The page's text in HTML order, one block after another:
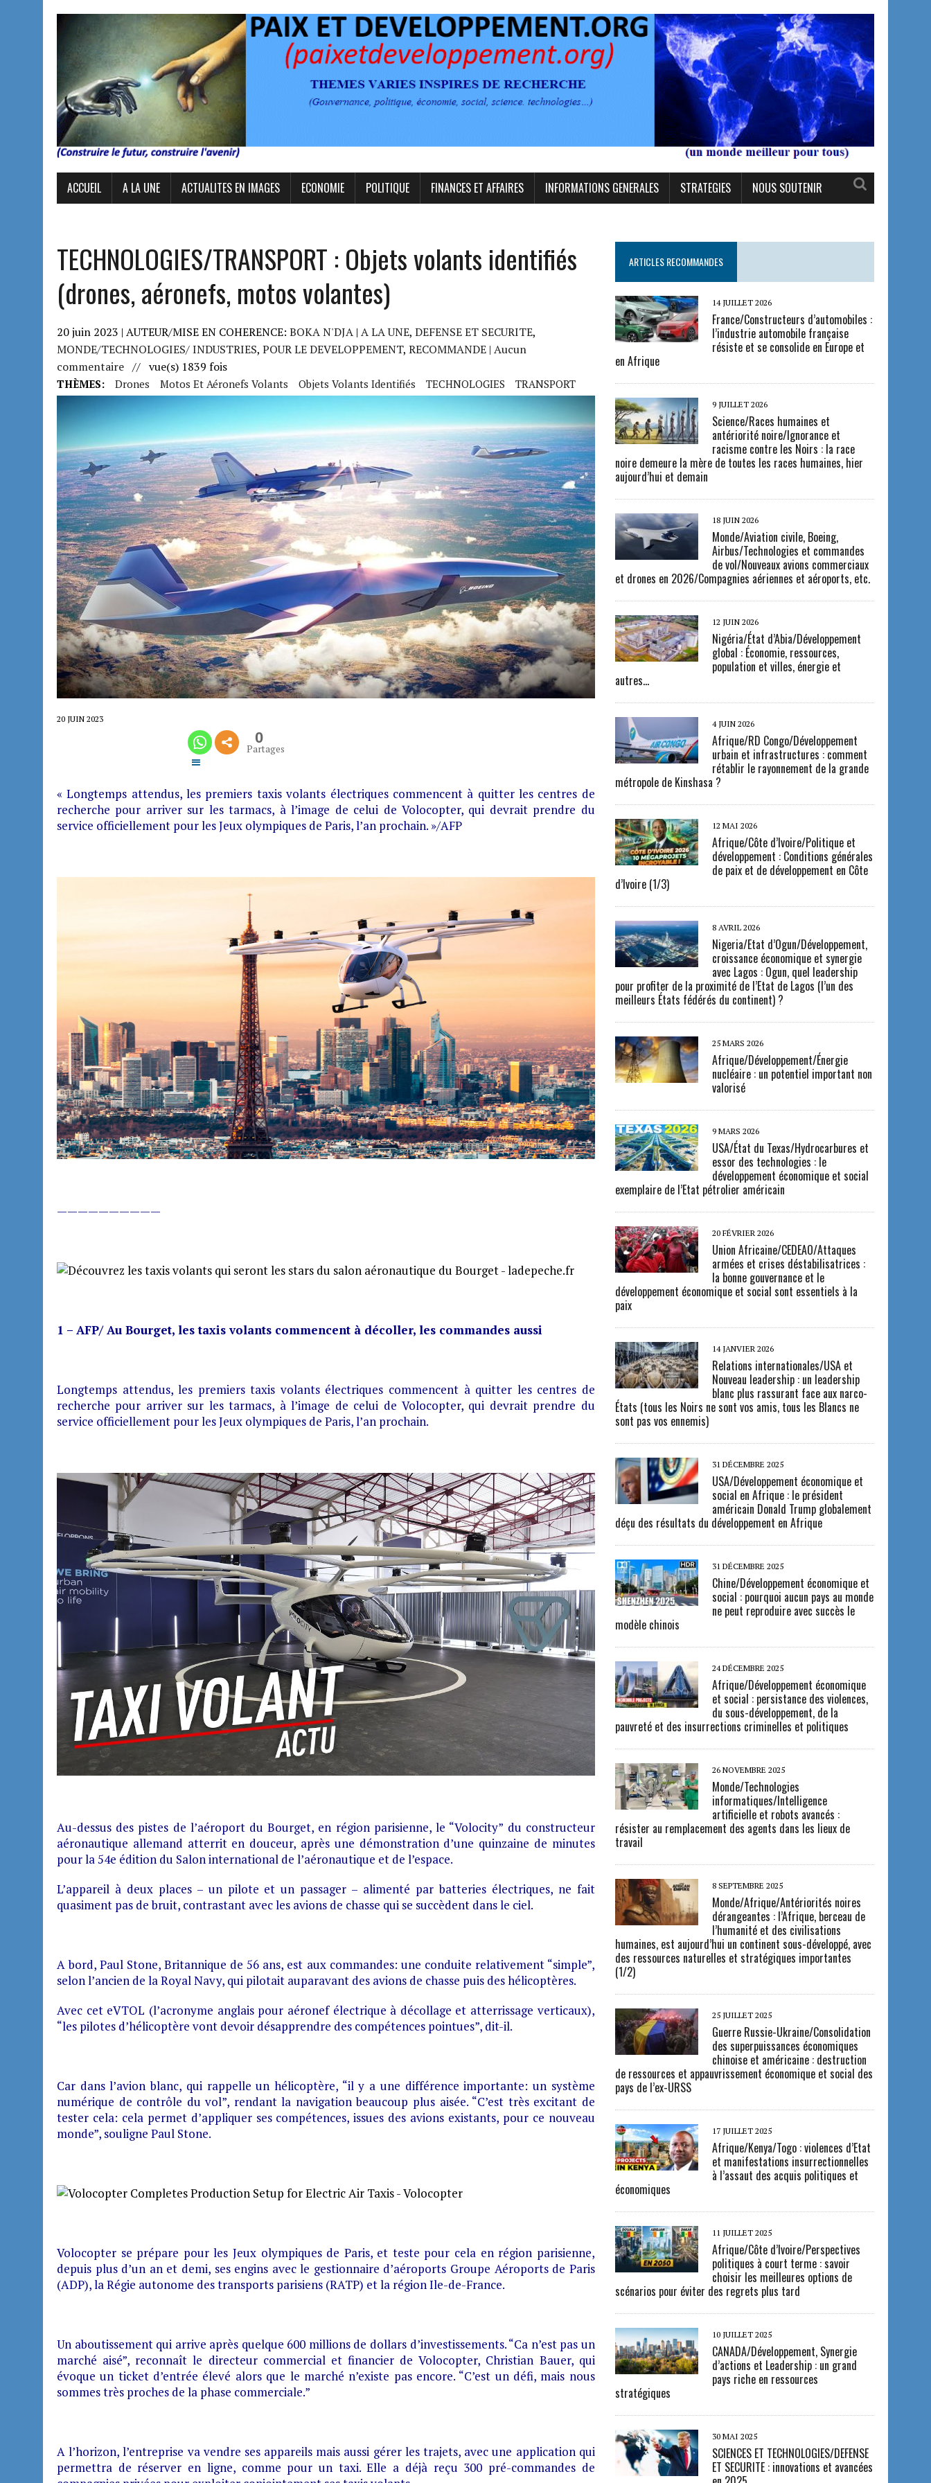
ACCUEIL A LA UNE ACTUALITES EN IMAGES ECONOMIE POLITIQUE FINANCES ET AFFAIRES INFORMATIONS GENERALES STRATEGIES NOUS SOUTENIR
TECHNOLOGIES/TRANSPORT : Objets volants identifiés
(drones, aéronefs, motos volantes)
20 juin 2023 | AUTEUR/MISE EN COHERENCE: BOKA N'DJA | A LA UNE, DEFENSE ET SECURITE,
MONDE/TECHNOLOGIES/ INDUSTRIES, POUR LE DEVELOPPEMENT, RECOMMANDE | Aucun
commentaire // vue(s) 1839 fois
THÈMES: Drones Motos Et Aéronefs Volants Objets Volants Identifiés TECHNOLOGIES TRANSPORT
20 JUIN 2023
0
Partages
« Longtemps attendus, les premiers taxis volants électriques commencent à quitter les centres de
recherche pour arriver sur les tarmacs, à l’image de celui de Volocopter, qui devrait prendre du
service officiellement pour les Jeux olympiques de Paris, l’an prochain. »/AFP
——————————
1 – AFP/ Au Bourget, les taxis volants commencent à décoller, les commandes aussi
Longtemps attendus, les premiers taxis volants électriques commencent à quitter les centres de
recherche pour arriver sur les tarmacs, à l’image de celui de Volocopter, qui devrait prendre du
service officiellement pour les Jeux olympiques de Paris, l’an prochain.
Au-dessus des pistes de l’aéroport du Bourget, en région parisienne, le “Volocity” du constructeur
aéronautique allemand atterrit en douceur, après une démonstration d’une quinzaine de minutes
pour la 54e édition du Salon international de l’aéronautique et de l’espace.
L’appareil à deux places – un pilote et un passager – alimenté par batteries électriques, ne fait
quasiment pas de bruit, contrastant avec les avions de chasse qui se succèdent dans le ciel.
A bord, Paul Stone, Britannique de 56 ans, est aux commandes: une conduite relativement “simple”,
selon l’ancien de la Royal Navy, qui pilotait auparavant des avions de chasse puis des hélicoptères.
Avec cet eVTOL (l’acronyme anglais pour aéronef électrique à décollage et atterrissage verticaux),
“les pilotes d’hélicoptère vont devoir désapprendre des compétences pointues”, dit-il.
Car dans l’avion blanc, qui rappelle un hélicoptère, “il y a une différence importante: un système
numérique de contrôle du vol”, rendant la navigation beaucoup plus aisée. “C’est très excitant de
tester cela: cela permet d’appliquer ses compétences, issues des avions existants, pour ce nouveau
monde”, souligne Paul Stone.
Volocopter se prépare pour les Jeux olympiques de Paris, et teste pour cela en région parisienne,
depuis plus d’un an et demi, ses engins avec le gestionnaire d’aéroports Groupe Aéroports de Paris
(ADP), la Régie autonome des transports parisiens (RATP) et la région Ile-de-France.
Un aboutissement qui arrive après quelque 600 millions de dollars d’investissements. “Ca n’est pas un
marché aisé”, reconnaît le directeur commercial et financier de Volocopter, Christian Bauer, qui
évoque un ticket d’entrée élevé alors que le marché n’existe pas encore. “C’est un défi, mais nous
sommes très proches de la phase commerciale.”
A l’horizon, l’entreprise va vendre ses appareils mais aussi gérer les trajets, avec une application qui
permettra de réserver en ligne, comme pour un taxi. Elle a déjà reçu 300 pré-commandes de
ARTICLES RECOMMANDES
14 JUILLET 2026
France/Constructeurs d’automobiles :
l’industrie automobile française
résiste et se consolide en Europe et
en Afrique
9 JUILLET 2026
Science/Races humaines et
antériorité noire/Ignorance et
racisme contre les Noirs : la race
noire demeure la mère de toutes les races humaines, hier
aujourd’hui et demain
18 JUIN 2026
Monde/Aviation civile, Boeing,
Airbus/Technologies et commandes
de vol/Nouveaux avions commerciaux
et drones en 2026/Compagnies aériennes et aéroports, etc.
12 JUIN 2026
Nigéria/État d’Abia/Développement
global : Économie, ressources,
population et villes, énergie et
autres…
4 JUIN 2026
Afrique/RD Congo/Développement
urbain et infrastructures : comment
rétablir le rayonnement de la grande
métropole de Kinshasa ?
12 MAI 2026
Afrique/Côte d’Ivoire/Politique et
développement : Conditions générales
de paix et de développement en Côte
d’Ivoire (1/3)
8 AVRIL 2026
Nigeria/Etat d’Ogun/Développement,
croissance économique et synergie
avec Lagos : Ogun, quel leadership
pour profiter de la proximité de l’Etat de Lagos (l’un des
meilleurs États fédérés du continent) ?
25 MARS 2026
Afrique/Développement/Énergie
nucléaire : un potentiel important non
valorisé
9 MARS 2026
USA/État du Texas/Hydrocarbures et
essor des technologies : le
développement économique et social
exemplaire de l’Etat pétrolier américain
20 FÉVRIER 2026
Union Africaine/CEDEAO/Attaques
armées et crises déstabilisatrices :
la bonne gouvernance et le
développement économique et social sont essentiels à la
paix
14 JANVIER 2026
Relations internationales/USA et
Nouveau leadership : un leadership
blanc plus rassurant face aux narco-
États (tous les Noirs ne sont vos amis, tous les Blancs ne
sont pas vos ennemis)
31 DÉCEMBRE 2025
USA/Développement économique et
social en Afrique : le président
américain Donald Trump globalement
déçu des résultats du développement en Afrique
31 DÉCEMBRE 2025
Chine/Développement économique et
social : pourquoi aucun pays au monde
ne peut reproduire avec succès le
modèle chinois
24 DÉCEMBRE 2025
Afrique/Développement économique
et social : persistance des violences,
du sous-développement, de la
pauvreté et des insurrections criminelles et politiques
26 NOVEMBRE 2025
Monde/Technologies
informatiques/Intelligence
artificielle et robots avancés :
résister au remplacement des agents dans les lieux de
travail
8 SEPTEMBRE 2025
Monde/Afrique/Antériorités noires
dérangeantes : l’Afrique, berceau de
l’humanité et des civilisations
humaines, est aujourd’hui un continent sous-développé, avec
des ressources naturelles et stratégiques importantes
(1/2)
25 JUILLET 2025
Guerre Russie-Ukraine/Consolidation
des superpuissances économiques
chinoise et américaine : destruction
de ressources et appauvrissement économique et social des
pays de l’ex-URSS
17 JUILLET 2025
Afrique/Kenya/Togo : violences d’Etat
et manifestations insurrectionnelles
à l’assaut des acquis politiques et
économiques
11 JUILLET 2025
Afrique/Côte d’Ivoire/Perspectives
politiques à court terme : savoir
choisir les meilleures options de
scénarios pour éviter des regrets plus tard
10 JUILLET 2025
CANADA/Développement, Synergie
d’actions et Leadership : un grand
pays riche en ressources
stratégiques
30 MAI 2025
SCIENCES ET TECHNOLOGIES/DEFENSE
ET SECURITE : innovations et avancées